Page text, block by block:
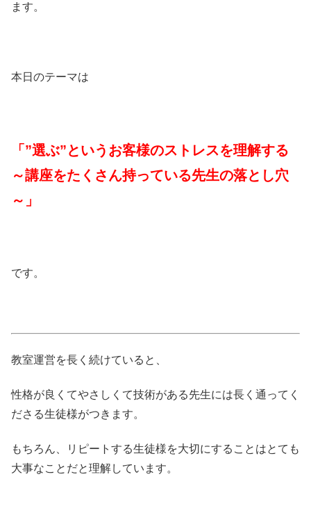
ます。
本日のテーマは
「”選ぶ”というお客様のストレスを理解する
～講座をたくさん持っている先生の落とし穴
～」
です。
教室運営を長く続けていると、
性格が良くてやさしくて技術がある先生には長く通ってく
ださる生徒様がつきます。
もちろん、リピートする生徒様を大切にすることはとても
大事なことだと理解しています。